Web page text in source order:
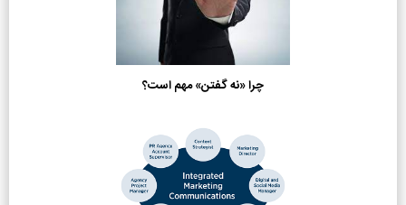
چرا «نه گفتن» مهم است؟